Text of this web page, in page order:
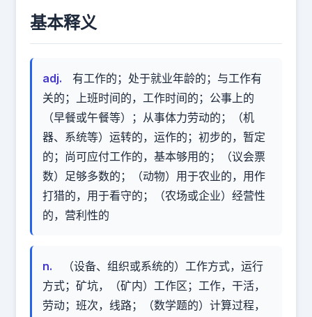
基本释义
adj.
有工作的；处于就业年龄的；与工作有
关的；上班时间的，工作时间的；公事上的
（早餐或午餐等）；从事体力劳动的；（机
器、系统等）运转的，运作的；初步的，暂定
的；尚可应付工作的，基本够用的；（议会票
数）足够多数的；（动物）用于农业的，用作
打猎的，用于看守的；（农场或企业）经营性
的，营利性的
n.
（设备、组织或系统的）工作方式，运行
方式；矿坑，（矿内）工作区；工作，干活，
劳动；班次，线路；（数学题的）计算过程，